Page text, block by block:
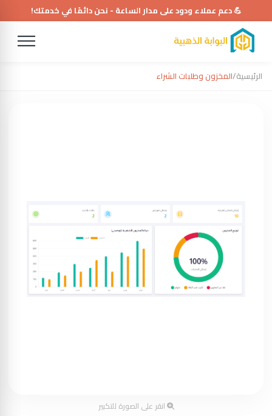
💪 دعم عملاء ودود على مدار الساعة - نحن دائمًا في خدمتك!
الرئيسية/المخزون وطلبات الشراء
انقر على الصورة للتكبير